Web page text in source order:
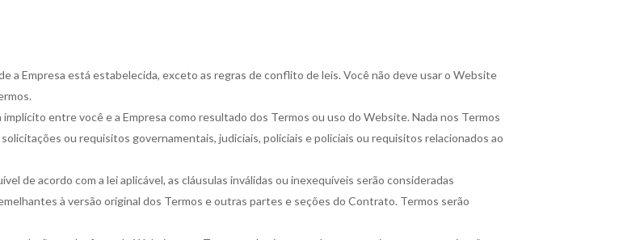
a Empresa está estabelecida, exceto as regras de conflito de leis. Você não deve usar o Website
entre você e a Empresa como resultado dos Termos ou uso do Website. Nada nos Termos
ou requisitos governamentais, judiciais, policiais e policiais ou requisitos relacionados ao
de acordo com a lei aplicável, as cláusulas inválidas ou inexequíveis serão consideradas
à versão original dos Termos e outras partes e seções do Contrato. Termos serão